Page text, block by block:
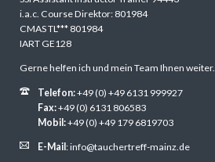
i.a.c. Course Direktor: 801984
CMAS TL*** 801984
IART GE128
Gerne helfen ich und mein Team Ihnen weiter.
Telefon:+49 (0) +49 6131 999927
Fax:+49 (0) 6131 806583
Mobil:+49 (0) +49 179 6819703
E-Mail :info@tauchertreff-mainz.de